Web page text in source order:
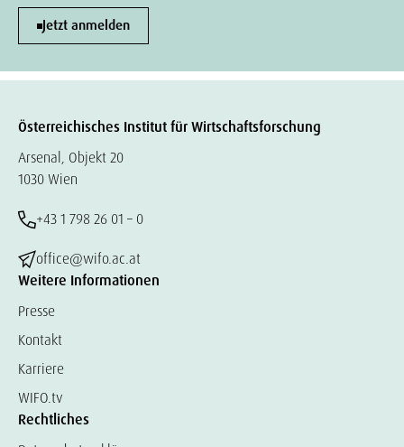
Jetzt anmelden
Österreichisches Institut für Wirtschaftsforschung
Arsenal, Objekt 20
1030 Wien
+43 1 798 26 01 – 0
office@wifo.ac.at
Weitere Informationen
Presse
Kontakt
Karriere
WIFO.tv
Rechtliches